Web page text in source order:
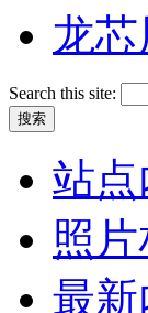
龙
Search this site:
站点
照
最新